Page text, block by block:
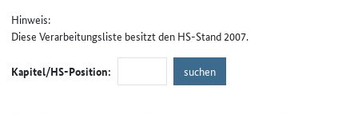
Hinweis:
Diese Verarbeitungsliste besitzt den HS-Stand 2007.
Kapitel/HS-Position: